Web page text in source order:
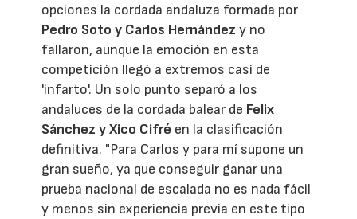
opciones la cordada andaluza formada por
Pedro Soto y Carlos Hernándezy no
fallaron, aunque la emoción en esta
competición llegó a extremos casi de
'infarto'. Un solo punto separó a los
andaluces de la cordada balear de Felix
Sánchez y Xico Cifré en la clasificación
definitiva. "Para Carlos y para mí supone un
gran sueño, ya que conseguir ganar una
prueba nacional de escalada no es nada fácil
y menos sin experiencia previa en este tipo